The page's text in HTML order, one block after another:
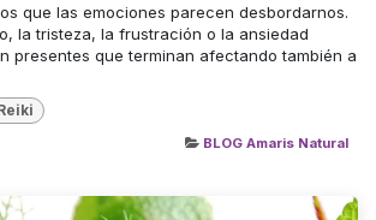
que las emociones parecen desbordarnos.
la tristeza, la frustración o la ansiedad
presentes que terminan afectando también a
BLOG Amaris Natural